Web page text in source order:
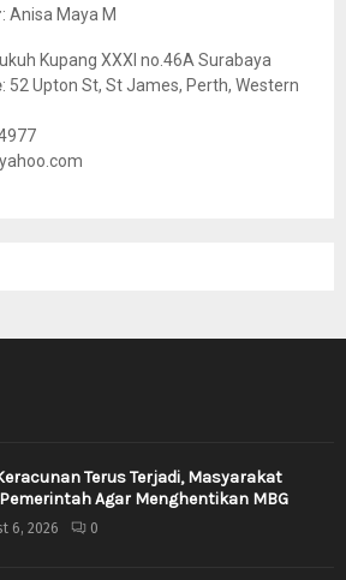
: Anisa Maya M
Kupang XXXI no.46A Surabaya
: 52 Upton St, St James, Perth, Western
Terus Terjadi, Masyarakat
Agar Menghentikan MBG
6, 2026 0